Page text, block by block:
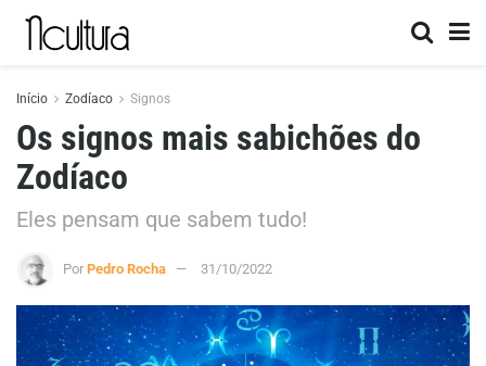
Início Zodíaco Signos
Os signos mais sabichões do
Zodíaco
Eles pensam que sabem tudo!
Por Pedro Rocha 31/10/2022